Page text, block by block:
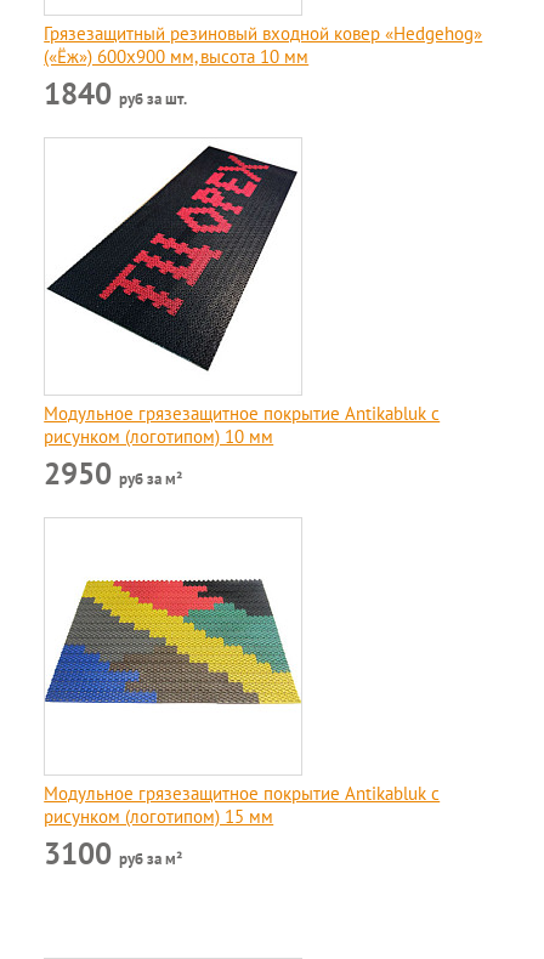
Грязезащитный резиновый входной ковер «Hedgehog»
(«Ёж») 600х900 мм, высота 10 мм
1840руб за шт.
Модульное грязезащитное покрытие Antikabluk c
рисунком (логотипом) 10 мм
2950руб за м²
Модульное грязезащитное покрытие Antikabluk c
рисунком (логотипом) 15 мм
3100руб за м²